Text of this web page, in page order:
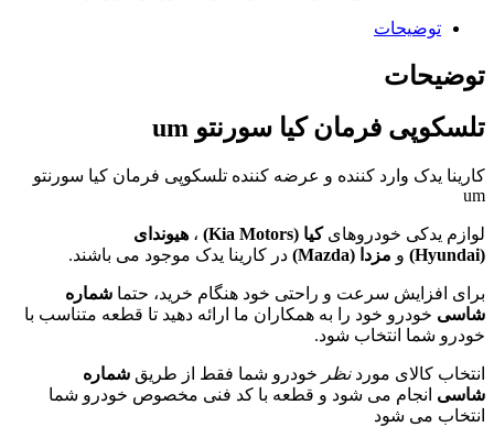
توضیحات
توضیحات
تلسکوپی فرمان کیا سورنتو um
کارینا یدک وارد کننده و عرضه کننده تلسکوپی فرمان کیا سورنتو
um
لوازم یدکی خودروهایکیا (Kia Motors
) ، هیوندای
(
Hyundai
) و مزدا (Mazda
) در کارینا یدک موجود می باشند.
برای افزایش سرعت و راحتی خود هنگام خرید، حتما شماره
شاسی خودرو خود را به همکاران ما ارائه دهید تا قطعه متناسب با
خودرو شما انتخاب شود.
انتخاب کالای موردنظر خودرو شما فقط از طریق شماره
شاسی انجام می شود و قطعه با کد فنی مخصوص خودرو شما
انتخاب می شود